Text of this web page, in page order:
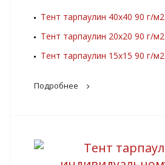
Тент тарпаулин 40х40 90 г/м2
Тент тарпаулин 20х20 90 г/м2
Тент тарпаулин 15х15 90 г/м2
Подробнее